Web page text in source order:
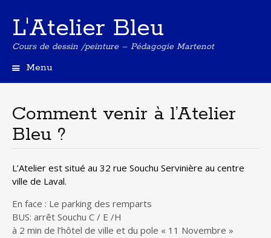
L'Atelier Bleu
Cours de dessin /peinture – Pédagogie Martenot
Menu
l
e
r
a
c
o
t
e
n
Comment venir à l’Atelier
Bleu ?
L’Atelier est situé au 32 rue Souchu Servinière au centre
ville de Laval.
En face : Le parking des remparts
BUS: arrêt Souchu C / E /H
à 2 min de l’hôtel de ville et du pole « 11 Novembre »